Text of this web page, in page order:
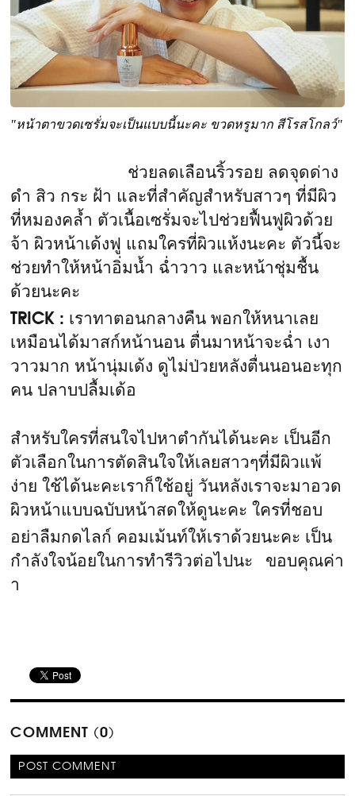
"หน้าตาขวดเซรั่มจะเป็นแบบนี้นะคะ ขวดหรูมาก สีโรสโกลว์"
ช่วยลดเลือนริ้วรอย ลดจุดด่าง
ดำ สิว กระ ฝ้า และที่สำคัญสำหรับสาวๆ ที่มีผิว
ที่หมองคล้ำ ตัวเนื้อเซรั่มจะไปช่วยฟื้นฟูผิวด้วย
จ้า ผิวหน้าเด้งฟู แถมใครที่ผิวแห้งนะคะ ตัวนี้จะ
ช่วยทำให้หน้าอิ่มน้ำ ฉ่ำวาว และหน้าชุ่มชื้น
ด้วยนะคะ
TRICK : เราทาตอนกลางคืน พอกให้หนาเลย
เหมือนได้มาสก์หน้านอน ตื่นมาหน้าจะฉ่ำ เงา
วาวมาก หน้านุ่มเด้ง ดูไม่ป่วยหลังตื่นนอนอะทุก
คน ปลาบปลื้มเด้อ
สำหรับใครที่สนใจไปหาตำกันได้นะคะ เป็นอีก
ตัวเลือกในการตัดสินใจให้เลยสาวๆที่มีผิวแพ้
ง่าย ใช้ได้นะคะเราก็ใช้อยู่ วันหลังเราจะมาอวด
ผิวหน้าแบบฉบับหน้าสดให้ดูนะคะ ใครที่ชอบ
อย่าลืมกดไลก์ คอมเม้นท์ให้เราด้วยนะคะ เป็น
กำลังใจน้อยในการทำรีวิวต่อไปนะ ขอบคุณค่า
า
COMMENT (0)
POST COMMENT